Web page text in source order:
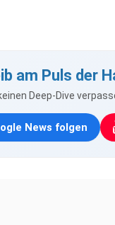
am Puls der
Deep-Dive
News folgen